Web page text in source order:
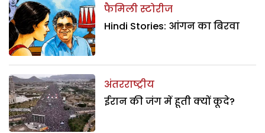
फैमिली स्टोरीज
Hindi Stories: आंगन का बिरवा
अंतरराष्ट्रीय
ईरान की जंग में हूती क्यों कूदे?